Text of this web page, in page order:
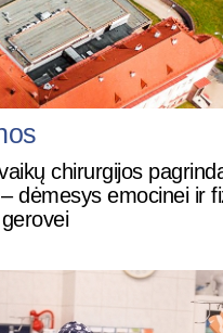
chirurgijos
dėmesys emocinei ir